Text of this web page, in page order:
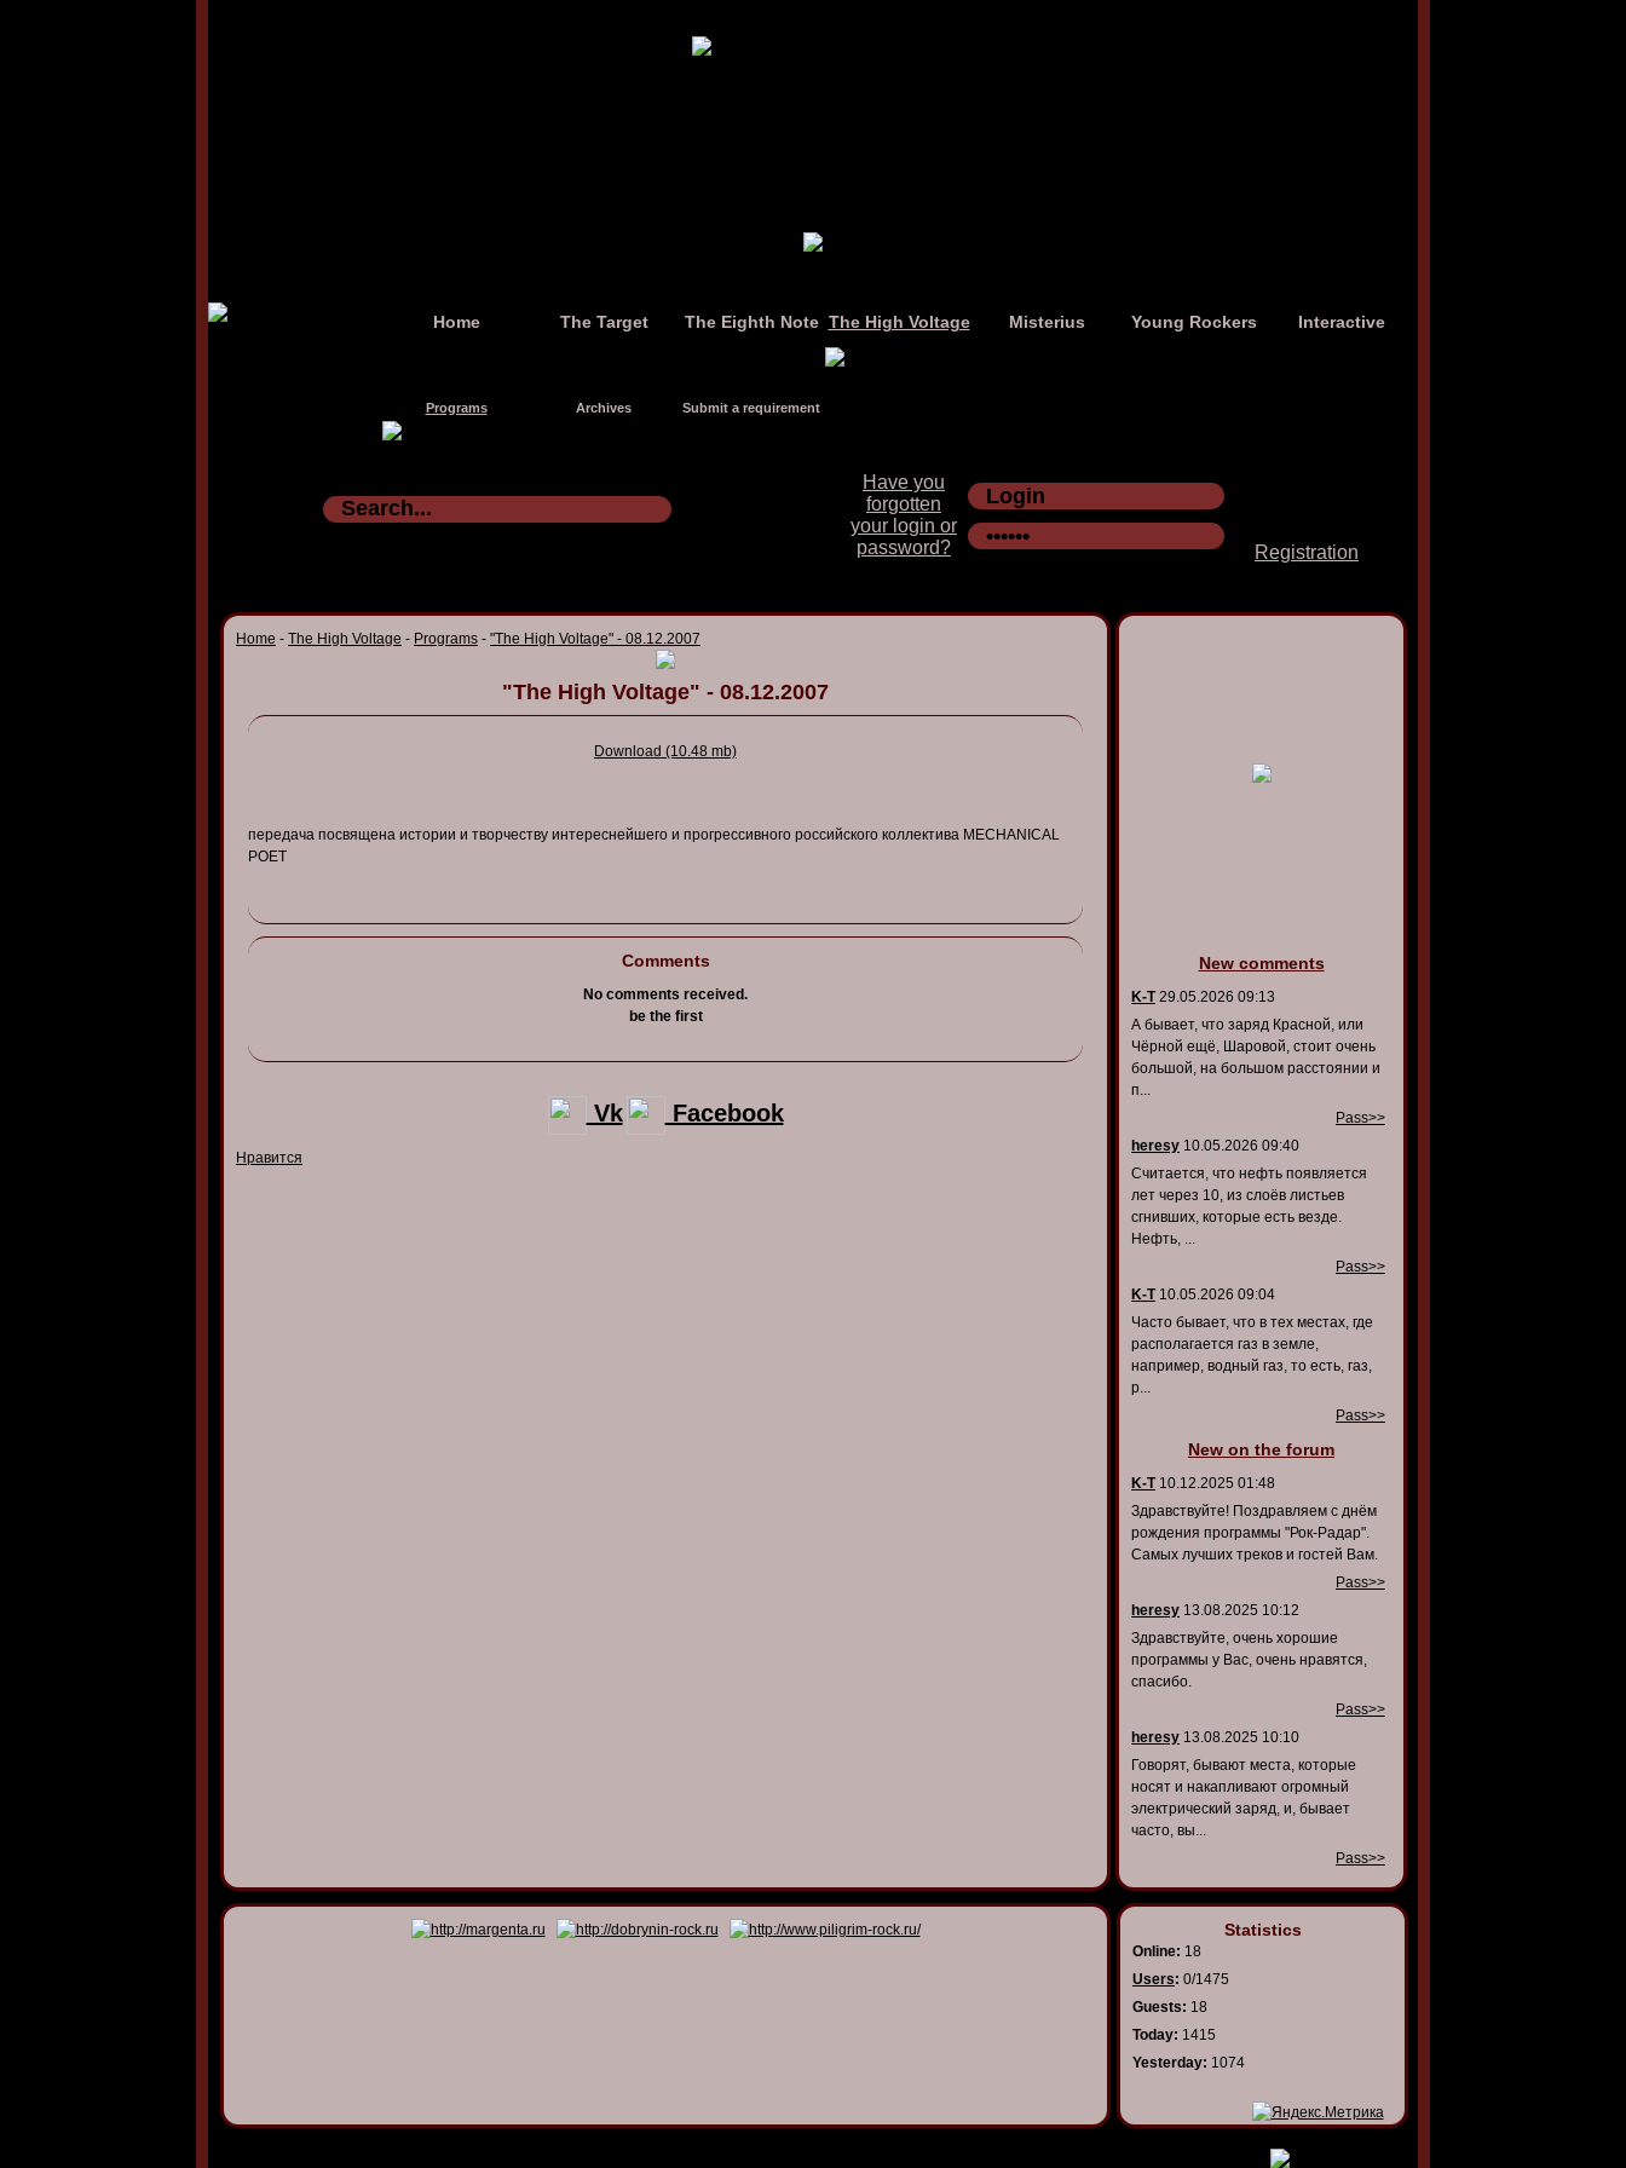
Home The Target The Eighth Note The High Voltage Misterius Young Rockers Interactive
Programs Archives Submit a requirement
Have you
forgotten
your login or
password?
Registration
Home - The High Voltage - Programs - "The High Voltage" - 08.12.2007
"The High Voltage" - 08.12.2007
Download (10.48 mb)
передача посвящена истории и творчеству интереснейшего и прогрессивного российского коллектива MECHANICAL
POET
Comments
No comments received.
be the first
Vk Facebook
Нравится
New comments
K-T29.05.2026 09:13
А бывает, что заряд Красной, или
Чёрной ещё, Шаровой, стоит очень
большой, на большом расстоянии и
п...
Pass>>
heresy 10.05.2026 09:40
Считается, что нефть появляется
лет через 10, из слоёв листьев
сгнивших, которые есть везде.
Нефть, ...
Pass>>
K-T10.05.2026 09:04
Часто бывает, что в тех местах, где
располагается газ в земле,
например, водный газ, то есть, газ,
р...
Pass>>
New on the forum
K-T10.12.2025 01:48
Здравствуйте! Поздравляем с днём
рождения программы "Рок-Радар".
Самых лучших треков и гостей Вам.
Pass>>
heresy 13.08.2025 10:12
Здравствуйте, очень хорошие
программы у Вас, очень нравятся,
спасибо.
Pass>>
heresy 13.08.2025 10:10
Говорят, бывают места, которые
носят и накапливают огромный
электрический заряд, и, бывает
часто, вы...
Pass>>
Statistics
Online: 18
Users: 0/1475
Guests: 18
Today: 1415
Yesterday: 1074